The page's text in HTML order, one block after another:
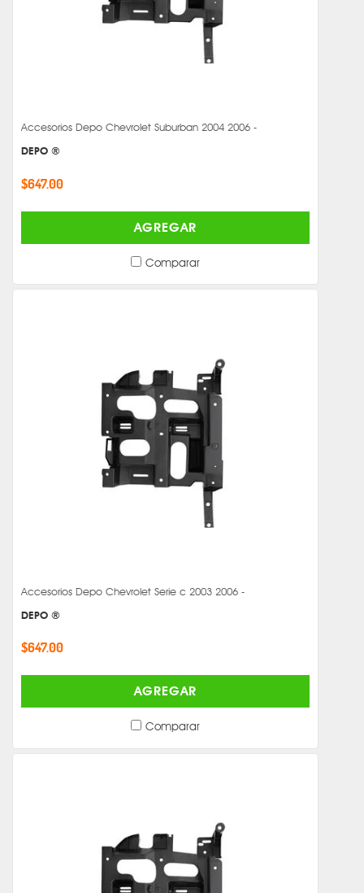
Accesorios Depo Chevrolet Suburban 2004 2006 -
DEPO ®
$647.00
AGREGAR
Comparar
Accesorios Depo Chevrolet Serie c 2003 2006 -
DEPO ®
$647.00
AGREGAR
Comparar